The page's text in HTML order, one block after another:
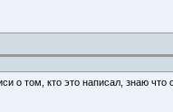
о том, кто это написал, знаю что